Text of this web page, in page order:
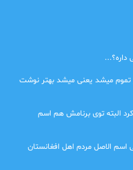
میشد یعنی میشد بهتر نوشت
البته توی برنامش هم اسم
اسم الاصل مردم اهل افغانستان